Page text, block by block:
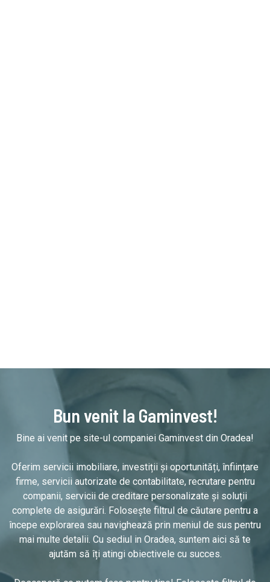
Bun venit la Gaminvest!
Bine ai venit pe site-ul companiei Gaminvest din Oradea!
Oferim servicii imobiliare, investiții și oportunități, înființare
firme, servicii autorizate de contabilitate, recrutare pentru
companii, servicii de creditare personalizate și soluții
complete de asigurări. Folosește filtrul de căutare pentru a
începe explorarea sau navighează prin meniul de sus pentru
mai multe detalii. Cu sediul in Oradea, suntem aici să te
ajutăm să îți atingi obiectivele cu succes.